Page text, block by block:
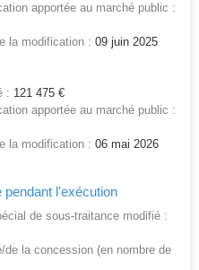
apportée au marché public :
la modification : 09 juin 2025
: 121 475 €
apportée au marché public :
la modification : 06 mai 2026
l'exécution
de sous-traitance modifié :
de la concession (en nombre de